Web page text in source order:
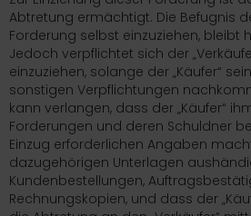
Abtretung ermächtigt. Die Befugnis
Forderung selbst einzuziehen, bleibt
Jedoch verpflichtet sich der
einzuziehen, solange der „Käufer“
sonstigen Verpflichtungen
kann verlangen, dass der „Käufer“
Forderungen und deren Schuldner
Einzug erforderlichen Angaben
dazugehörigen Unterlagen
Kundenbestellungen,
Rechnungskopien, und dass der